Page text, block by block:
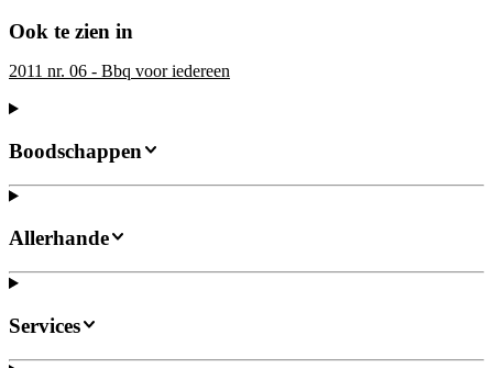
Ook te zien in
2011 nr. 06 - Bbq voor iedereen
Boodschappen
Allerhande
Services